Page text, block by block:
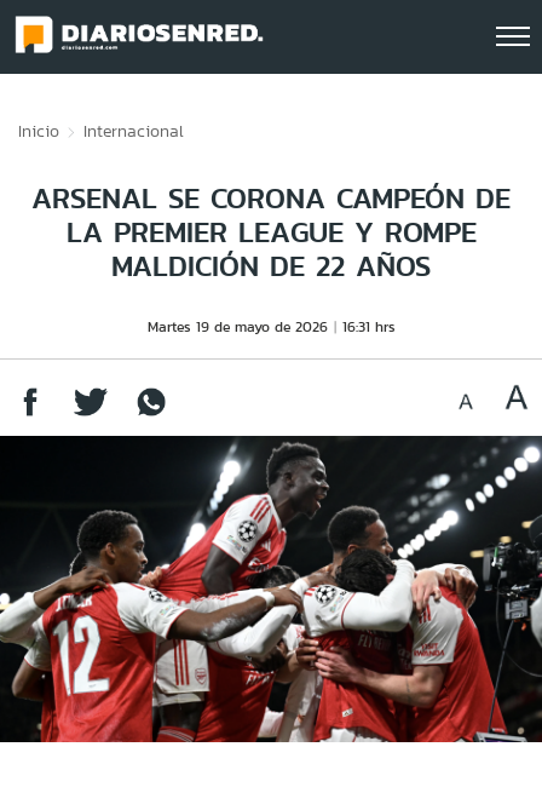
Inicio Internacional
ARSENAL SE CORONA CAMPEÓN DE
LA PREMIER LEAGUE Y ROMPE
MALDICIÓN DE 22 AÑOS
Martes 19 de mayo de 2026 16:31 hrs